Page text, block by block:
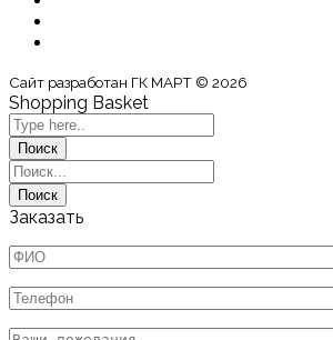
Сайт разработан ГК МАРТ © 2026
Shopping Basket
Заказать